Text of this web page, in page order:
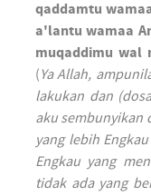
qaddamtu
a'lantu wamaa
muqaddimu wal
( Ya Allah,
lakukan dan
aku sembunyikan
yang lebih
Engkau yang
tidak ada yang